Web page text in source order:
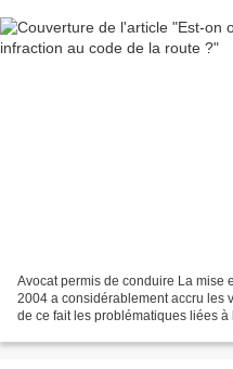
Avocat permis de conduire La mise en place des radars automatisés en
2004 a considérablement accru les
de ce fait les problématiques liées